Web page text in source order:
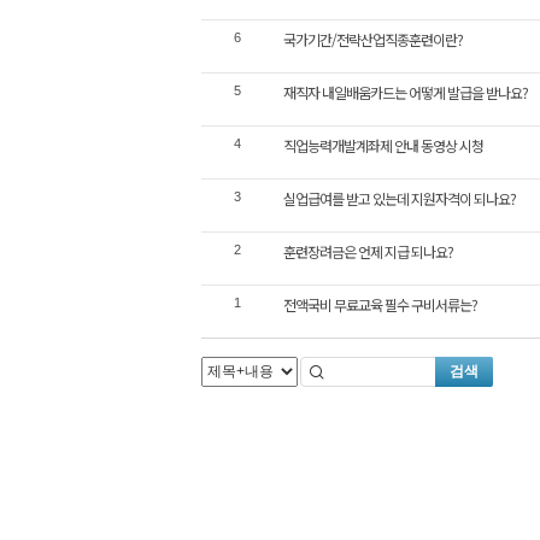
6 국가기간/전략산업직종훈련이란?
5 재직자 내일배움카드는 어떻게 발급을 받나요?
4 직업능력개발계좌제 안내 동영상 시청
3 실업급여를 받고 있는데 지원자격이 되나요?
2 훈련장려금은 언제 지급 되나요?
1 전액국비 무료교육 필수 구비서류는?
검색